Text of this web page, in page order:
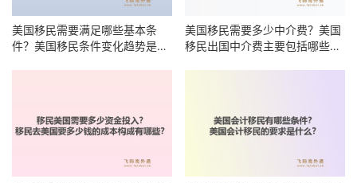
美国移民需要满足哪些基本条
件？美国移民条件变化趋势是什
美国移民需要多少中介费？美国
移民出国中介费主要包括哪些项